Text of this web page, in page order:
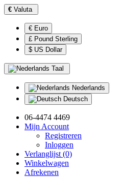
€ Valuta
€ Euro
£ Pound Sterling
$ US Dollar
Taal
Nederlands
Deutsch
06-4474 4469
Mijn Account
Registreren
Inloggen
Verlanglijst (0)
Winkelwagen
Afrekenen